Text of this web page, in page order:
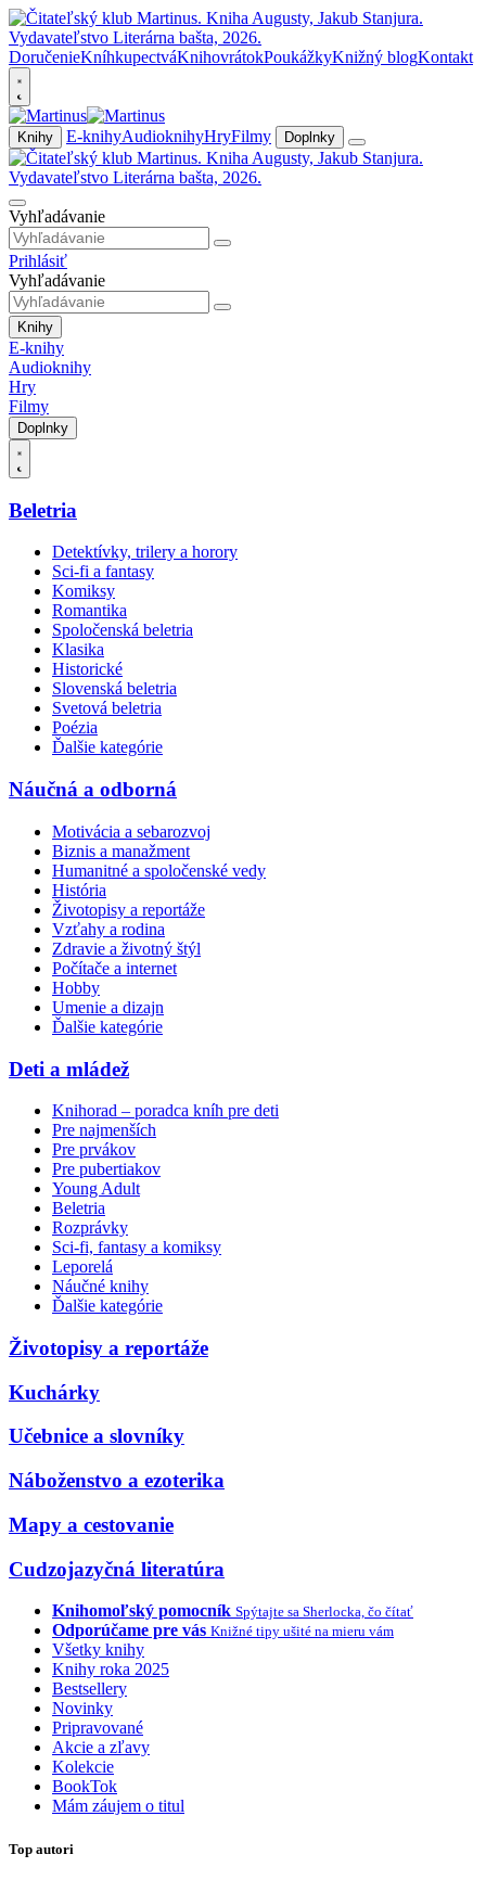
DoručenieKníhkupectváKnihovrátokPoukážkyKnižný blogKontakt
Knihy E-knihyAudioknihyHryFilmy Doplnky
Vyhľadávanie
Prihlásiť
Vyhľadávanie
Knihy
E-knihy
Audioknihy
Hry
Filmy
Doplnky
Beletria
Detektívky, trilery a horory
Sci-fi a fantasy
Komiksy
Romantika
Spoločenská beletria
Klasika
Historické
Slovenská beletria
Svetová beletria
Poézia
Ďalšie kategórie
Náučná a odborná
Motivácia a sebarozvoj
Biznis a manažment
Humanitné a spoločenské vedy
História
Životopisy a reportáže
Vzťahy a rodina
Zdravie a životný štýl
Počítače a internet
Hobby
Umenie a dizajn
Ďalšie kategórie
Deti a mládež
Knihorad – poradca kníh pre deti
Pre najmenších
Pre prvákov
Pre pubertiakov
Young Adult
Beletria
Rozprávky
Sci-fi, fantasy a komiksy
Leporelá
Náučné knihy
Ďalšie kategórie
Životopisy a reportáže
Kuchárky
Učebnice a slovníky
Náboženstvo a ezoterika
Mapy a cestovanie
Cudzojazyčná literatúra
Knihomoľský pomocník Spýtajte sa Sherlocka, čo čítať
Odporúčame pre vás Knižné tipy ušité na mieru vám
Všetky knihy
Knihy roka 2025
Bestsellery
Novinky
Pripravované
Akcie a zľavy
Kolekcie
BookTok
Mám záujem o titul
Top autori